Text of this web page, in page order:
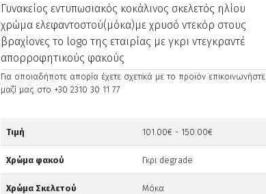
Γυνακείος εντυπωσιακός κοκάλινος σκελετός ηλίου
χρώμα ελεφαντοστού(μόκα)με χρυσό ντεκόρ στους
βραχίονες το logo της εταιρίας με γκρι ντεγκραντέ
απορροφητικούς φακούς
Για οποιαδήποτε απορία έχετε σχετικά με το προϊόν επικοινωνήστε
μαζί μας στο +30 2310 30 11 77
Τιμή 101.00€ - 150.00€
Χρώμα φακού Γκρι degrade
Χρώμα Σκελετού Μόκα